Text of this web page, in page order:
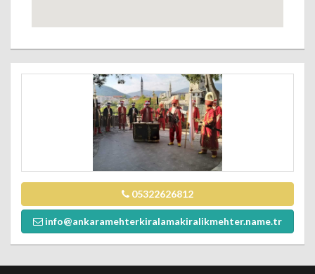
05322626812
info@ankaramehterkiralamakiralikmehter.name.tr